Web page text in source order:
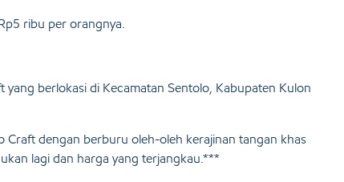
ribu per orangnya.
yang berlokasi di Kecamatan Sentolo, Kabupaten Kulon
Craft dengan berburu oleh-oleh kerajinan tangan khas
lagi dan harga yang terjangkau.***